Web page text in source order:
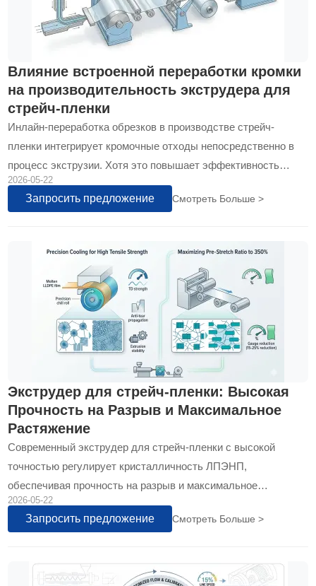
Влияние встроенной переработки кромки
на производительность экструдера для
стрейч-пленки
Инлайн-переработка обрезков в производстве стрейч-
пленки интегрирует кромочные отходы непосредственно в
процесс экструзии. Хотя это повышает эффективность
использования материала, переработанный компонент
может изменять вязкость расплава и однородность слоев...
2026-05-22
Запросить предложение Смотреть Больше >
Экструдер для стрейч-пленки: Высокая
Прочность на Разрыв и Максимальное
Растяжение
Современный экструдер для стрейч-пленки с высокой
точностью регулирует кристалличность ЛПЭНП,
обеспечивая прочность на разрыв и максимальное
предварительное растяжение до 350%…
2026-05-22
Запросить предложение Смотреть Больше >